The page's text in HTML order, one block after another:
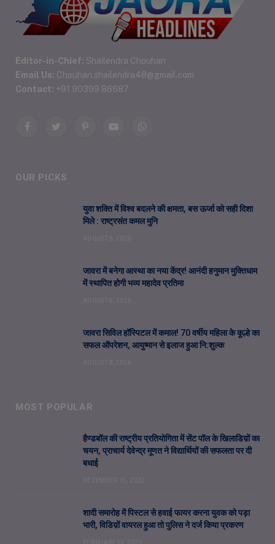
Editor-in-Chief: Shailendra Chouhan
Email Us: Chouhan.shailendra48@gmail.com
Contact: +91 90399 86687
FacebookTwitterPinterestYouTubeWhatsApp
OUR PICKS
युवा शक्ति में विश्व बदलने की क्षमता, बस ऊर्जा को सही दिशा
मिले : राष्ट्रसंत कमल मुनि
जावरा में बनेगा आस्था का नया केंद्र! आनंदी हनुमान मुक्तिधाम
में स्थापित होगी भव्य महादेव प्रतिमा
जावरा सिविल हॉस्पिटल में कमाल! 70 वर्षीय महिला के कूल्हे का
सफल ऑपरेशन, आयुष्मान से इलाज हुआ नि:शुल्क
MOST POPULAR
हैण्डबॉल की राष्ट्रीय प्रतियोगिता में सेंट पॉल के खिलाडिय़ों का
चयन, प्राचार्य देवेन्द्र मूणत ने विद्यार्थियों की सफलता पर दी
बधाई
शादी समारोह में पिस्टल से हवाई फायर करना युवक को पड़ा
भारी, विडिय़ों वायरल हुआ तो पुलिस ने दर्ज किया प्रकरण